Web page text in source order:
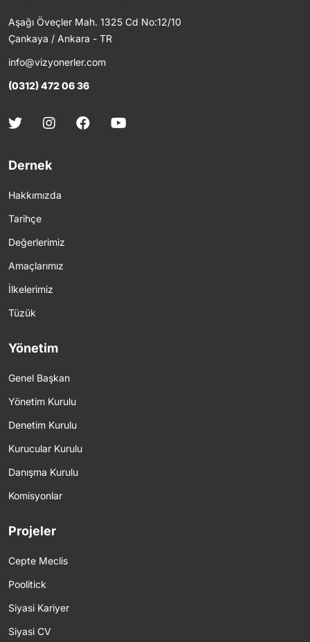
Aşağı Öveçler Mah. 1325 Cd No:12/10
Çankaya / Ankara - TR
info@vizyonerler.com
(0312) 472 06 36
Dernek
Hakkımızda
Tarihçe
Değerlerimiz
Amaçlarımız
İlkelerimiz
Tüzük
Yönetim
Genel Başkan
Yönetim Kurulu
Denetim Kurulu
Kurucular Kurulu
Danışma Kurulu
Komisyonlar
Projeler
Cepte Meclis
Poolitick
Siyasi Kariyer
Siyasi CV